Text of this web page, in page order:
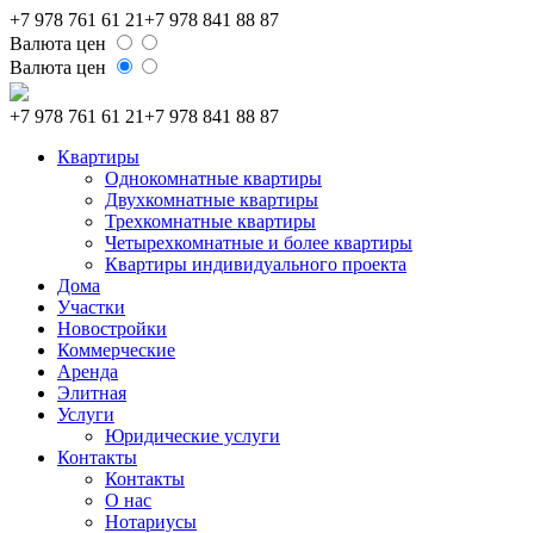
+7 978 761 61 21+7 978 841 88 87
Валюта цен
Валюта цен
+7 978 761 61 21+7 978 841 88 87
Квартиры
Однокомнатные квартиры
Двухкомнатные квартиры
Трехкомнатные квартиры
Четырехкомнатные и более квартиры
Квартиры индивидуального проекта
Дома
Участки
Новостройки
Коммерческие
Аренда
Элитная
Услуги
Юридические услуги
Контакты
Контакты
О нас
Нотариусы